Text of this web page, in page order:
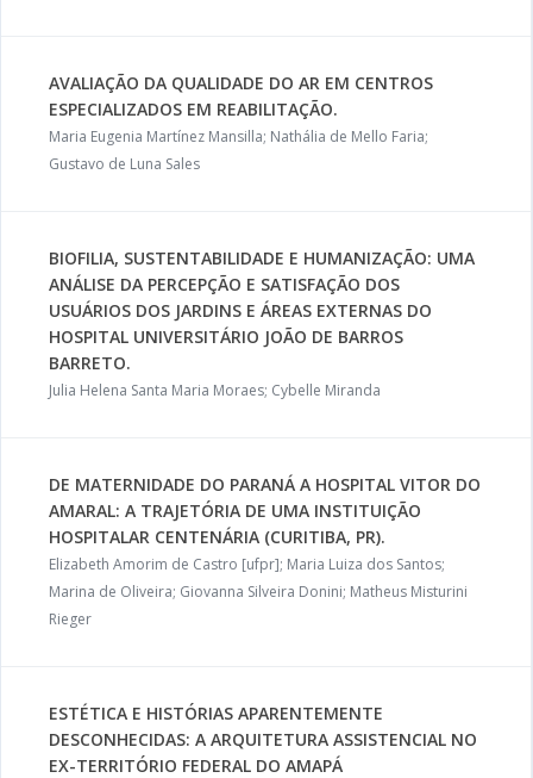
AVALIAÇÃO DA QUALIDADE DO AR EM CENTROS
ESPECIALIZADOS EM REABILITAÇÃO.
Maria Eugenia Martínez Mansilla; Nathália de Mello Faria;
Gustavo de Luna Sales
BIOFILIA, SUSTENTABILIDADE E HUMANIZAÇÃO: UMA
ANÁLISE DA PERCEPÇÃO E SATISFAÇÃO DOS
USUÁRIOS DOS JARDINS E ÁREAS EXTERNAS DO
HOSPITAL UNIVERSITÁRIO JOÃO DE BARROS
BARRETO.
Julia Helena Santa Maria Moraes; Cybelle Miranda
DE MATERNIDADE DO PARANÁ A HOSPITAL VITOR DO
AMARAL: A TRAJETÓRIA DE UMA INSTITUIÇÃO
HOSPITALAR CENTENÁRIA (CURITIBA, PR).
Elizabeth Amorim de Castro [ufpr]; Maria Luiza dos Santos;
Marina de Oliveira; Giovanna Silveira Donini; Matheus Misturini
Rieger
ESTÉTICA E HISTÓRIAS APARENTEMENTE
DESCONHECIDAS: A ARQUITETURA ASSISTENCIAL NO
EX-TERRITÓRIO FEDERAL DO AMAPÁ